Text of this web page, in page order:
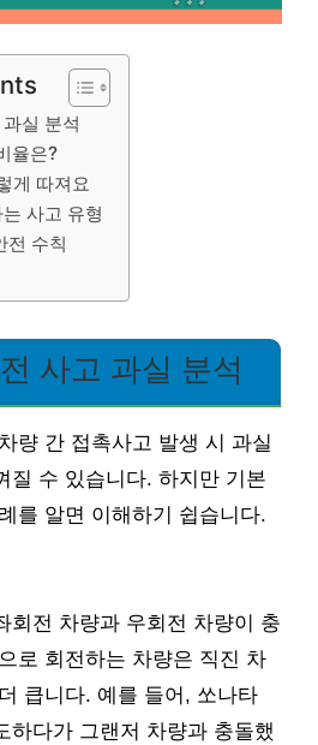
실 분석
율은?
게 따져요
사고 유형
전 수칙
사고 과실 분석
량 간 접촉사고 발생 시 과실
질 수 있습니다. 하지만 기본
를 알면 이해하기 쉽습니다.
회전 차량과 우회전 차량이 충
로 회전하는 차량은 직진 차
큽니다. 예를 들어, 쏘나타
하다가 그랜저 차량과 충돌했